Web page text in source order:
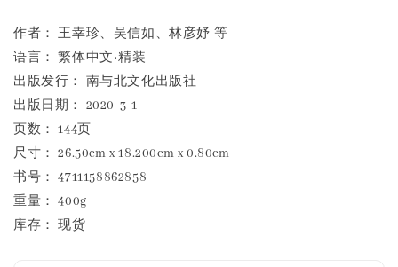
作者： 王幸珍、吴信如、林彦妤 等
语言： 繁体中文·精装
出版发行： 南与北文化出版社
出版日期： 2020-3-1
页数： 144页
尺寸： 26.50cm x 18.200cm x 0.80cm
书号： 4711158862858
重量： 400g
库存： 现货